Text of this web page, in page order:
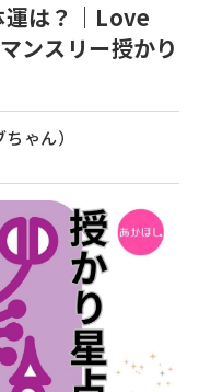
運は？｜Love
ンスリー授かり
ゃん）